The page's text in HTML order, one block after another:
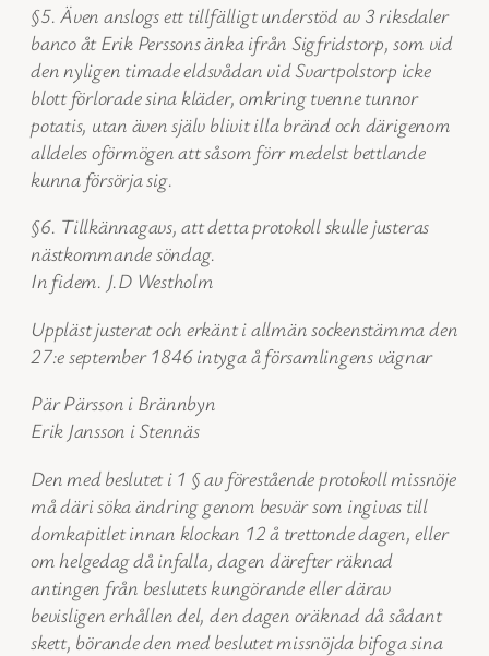
§5. Även anslogs ett tillfälligt understöd av 3 riksdaler
banco åt Erik Perssons änka ifrån Sigfridstorp, som vid
den nyligen timade eldsvådan vid Svartpolstorp icke
blott förlorade sina kläder, omkring tvenne tunnor
potatis, utan även själv blivit illa bränd och därigenom
alldeles oförmögen att såsom förr medelst bettlande
kunna försörja sig.
§6. Tillkännagavs, att detta protokoll skulle justeras
nästkommande söndag.
In fidem. J.D Westholm
Uppläst justerat och erkänt i allmän sockenstämma den
27:e september 1846 intyga å församlingens vägnar
Pär Pärsson i Brännbyn
Erik Jansson i Stennäs
Den med beslutet i 1 § av förestående protokoll missnöje
må däri söka ändring genom besvär som ingivas till
domkapitlet innan klockan 12 å trettonde dagen, eller
om helgedag då infalla, dagen därefter räknad
antingen från beslutets kungörande eller därav
bevisligen erhållen del, den dagen oräknad då sådant
skett, börande den med beslutet missnöjda bifoga sina